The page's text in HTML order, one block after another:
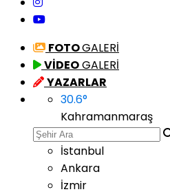
FOTOGALERİ
VİDEOGALERİ
YAZARLAR
30.6°
Kahramanmaraş
İstanbul
Ankara
İzmir